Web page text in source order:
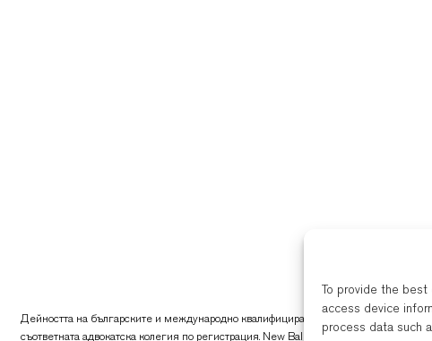
To provide the
access device
process data such
Дейността на българските и международно квалифицирани адвокати на New
съответната адвокатска колегия по регистрация. New Balkans Law Office е